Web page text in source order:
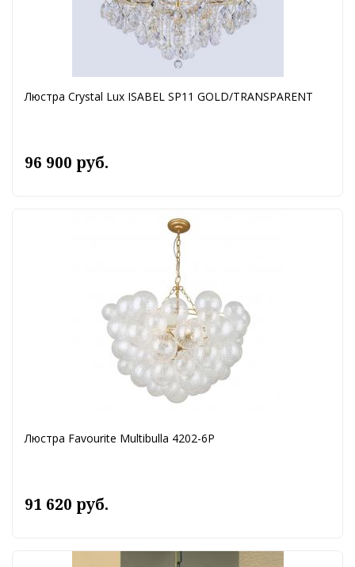
Люстра Crystal Lux ISABEL SP11 GOLD/TRANSPARENT
96 900 руб.
Люстра Favourite Multibulla 4202-6P
91 620 руб.